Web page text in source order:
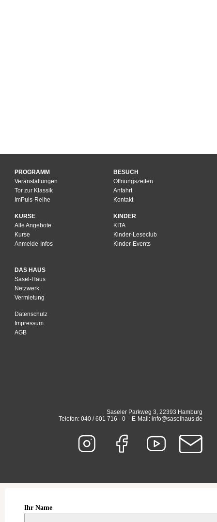
PROGRAMM
Veranstaltungen
Tor zur Klassik
ImPuls-Reihe
KURSE
Alle Angebote
Kurse
Anmelde-Infos
BESUCH
Öffnungszeiten
Anfahrt
Kontakt
KINDER
KITA
Kinder-Leseclub
Kinder-Events
DAS HAUS
Sasel-Haus
Netzwerk
Vermietung
Datenschutz
Impressum
AGB
Saseler Parkweg 3, 22393 Hamburg
Telefon: 040 / 601 716 - 0 – E-Mail: info@saselhaus.de
Ihr Name